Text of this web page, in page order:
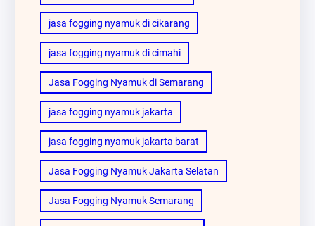
jasa fogging nyamuk di cikarang
jasa fogging nyamuk di cimahi
Jasa Fogging Nyamuk di Semarang
jasa fogging nyamuk jakarta
jasa fogging nyamuk jakarta barat
Jasa Fogging Nyamuk Jakarta Selatan
Jasa Fogging Nyamuk Semarang